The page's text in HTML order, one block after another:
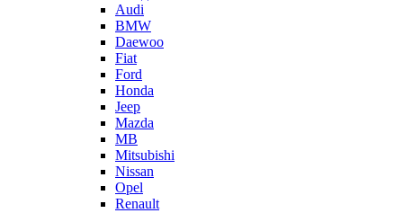
Audi
BMW
Daewoo
Fiat
Ford
Honda
Jeep
Mazda
MB
Mitsubishi
Nissan
Opel
Renault